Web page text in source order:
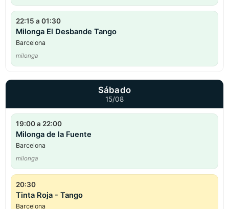
22:15 a 01:30
Milonga El Desbande Tango
Barcelona
milonga
Sábado
15/08
19:00 a 22:00
Milonga de la Fuente
Barcelona
milonga
20:30
Tinta Roja - Tango
Barcelona